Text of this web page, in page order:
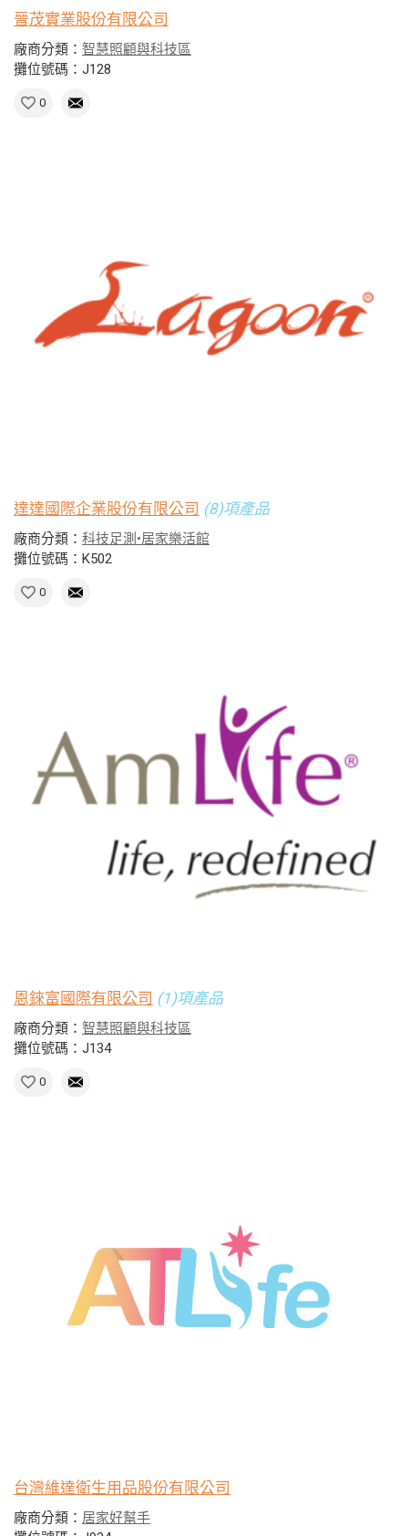
晉茂實業股份有限公司
廠商分類： 智慧照顧與科技區
攤位號碼：J128
0
達達國際企業股份有限公司 (8)項產品
廠商分類： 科技足測•居家樂活館
攤位號碼：K502
0
恩錸富國際有限公司 (1)項產品
廠商分類： 智慧照顧與科技區
攤位號碼：J134
0
台灣維達衛生用品股份有限公司
廠商分類： 居家好幫手